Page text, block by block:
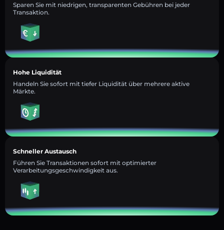
Sparen Sie mit niedrigen, transparenten Gebühren bei jeder
Transaktion.
Hohe Liquidität
Handeln Sie sofort mit tiefer Liquidität über mehrere aktive
Märkte.
Schneller Austausch
Führen Sie Transaktionen sofort mit optimierter
Verarbeitungsgeschwindigkeit aus.